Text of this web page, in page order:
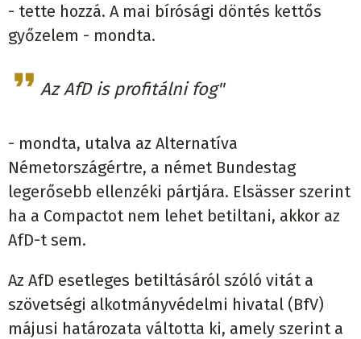
- tette hozzá. A mai bírósági döntés kettős
győzelem - mondta.
Az AfD is profitálni fog"
- mondta, utalva az Alternatíva
Németországértre, a német Bundestag
legerősebb ellenzéki pártjára. Elsässer szerint
ha a Compactot nem lehet betiltani, akkor az
AfD-t sem.
Az AfD esetleges betiltásáról szóló vitát a
szövetségi alkotmányvédelmi hivatal (BfV)
májusi határozata váltotta ki, amely szerint a